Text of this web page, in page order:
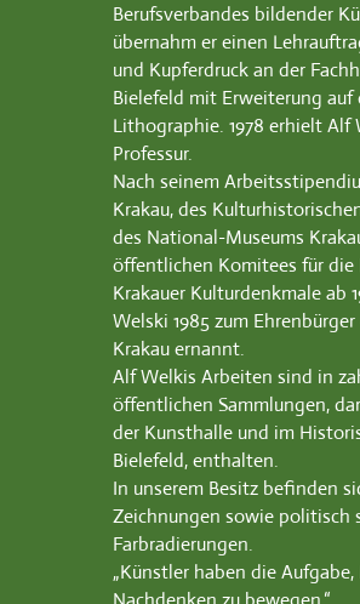
Berufsverbandes bildender
übernahm er einen
und Kupferdruck an der
Bielefeld mit Erweiterung auf
Lithographie. 1978 erhielt Alf
Professur.
Nach seinem
Krakau, des
des National-Museums
öffentlichen Komitees für die
Krakauer Kulturdenkmale ab
Welski 1985 zum
Krakau ernannt.
Alf Welkis Arbeiten sind in
öffentlichen Sammlungen,
der Kunsthalle und im
Bielefeld, enthalten.
In unserem Besitz befinden
Zeichnungen sowie politisch
Farbradierungen.
„Künstler haben die